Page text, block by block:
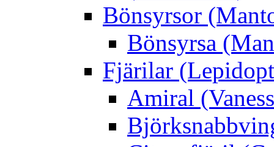
Bönsyrsor
Bönsyrsa
Fjärilar
Amiral